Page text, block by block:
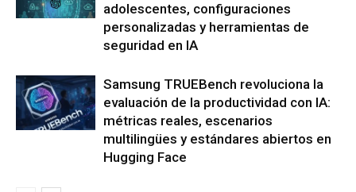
adolescentes, configuraciones
personalizadas y herramientas de
seguridad en IA
Samsung TRUEBench revoluciona la
evaluación de la productividad con IA:
métricas reales, escenarios
multilingües y estándares abiertos en
Hugging Face